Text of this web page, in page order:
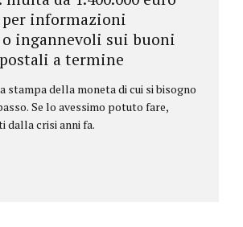
per informazioni
ingannevoli sui buoni
a termine
stampa della moneta di cui si bisogno
Se lo avessimo potuto fare,
dalla crisi anni fa.